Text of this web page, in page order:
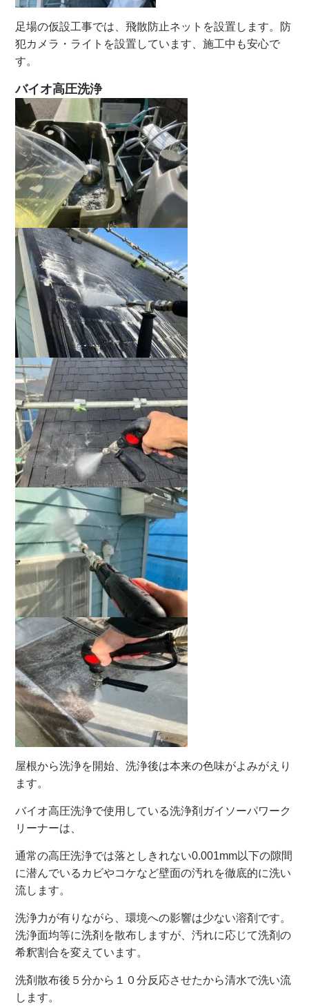
足場の仮設工事では、飛散防止ネットを設置します。防
犯カメラ・ライトを設置しています、施工中も安心で
す。
バイオ高圧洗浄
屋根から洗浄を開始、洗浄後は本来の色味がよみがえり
ます。
バイオ高圧洗浄で使用している洗浄剤ガイソーパワーク
リーナーは、
通常の高圧洗浄では落としきれない0.001mm以下の隙間
に潜んでいるカビやコケなど壁面の汚れを徹底的に洗い
流します。
洗浄力が有りながら、環境への影響は少ない溶剤です。
洗浄面均等に洗剤を散布しますが、汚れに応じて洗剤の
希釈割合を変えています。
洗剤散布後５分から１０分反応させたから清水で洗い流
します。